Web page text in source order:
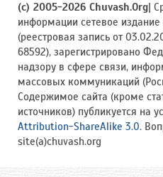
(c) 2005-2026 Chuvash.Org |
информации сетевое
(реестровая запись от
68592), зарегистрировано
надзору в сфере связи,
массовых коммуникаций
Содержимое сайта (кроме
источников) публикуется на
Attribution-ShareAlike 3.0.
site(a)chuvash.org